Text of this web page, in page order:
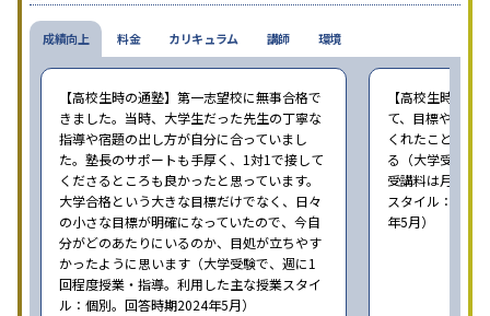
成績向上
【高校生時の通塾】第一志望校に無事合格で
きました。当時、大学生だった先生の丁寧な
指導や宿題の出し方が自分に合っていまし
た。塾長のサポートも手厚く、1対1で接して
くださるところも良かったと思っています。
大学合格という大きな目標だけでなく、日々
の小さな目標が明確になっていたので、今自
分がどのあたりにいるのか、目処が立ちやす
かったように思います（大学受験で、週に1
回程度授業・指導。利用した主な授業スタイ
ル：個別。回答時期2024年5月）
【高校生時の通
て、目標や勉強
くれたことが、
る（大学受験で
受講料は月
スタイル：個別
年5月）
料金 カリキュラム 講師 環境